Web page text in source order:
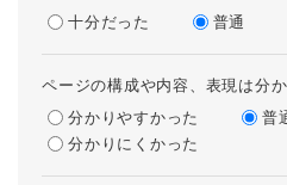
十分だった
普通
ページの構成や内容、表現は分
分かりやすかった
普
分かりにくかった